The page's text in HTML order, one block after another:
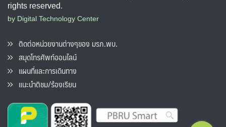
rights reserved.
by Digital Technology Center
ติดต่อหน่วยงานต่างๆของ มรภ.พบ.
สมุดโทรศัพท์ออนไลน์
แผนที่และการเดินทาง
แนะนำติชม/ร้องเรียน